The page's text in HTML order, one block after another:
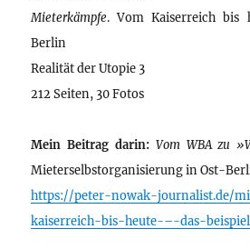
Mieterkämpfe. Vom Kaiserreich bis
Berlin
Realität der Utopie 3
212 Seiten, 30 Fotos
Mein Beitrag darin: Vom WBA zu
Mieterselbstorganisierung in Ost-
https://peter-nowak-journalist.de/
kaiserreich-bis-heute-–-das-